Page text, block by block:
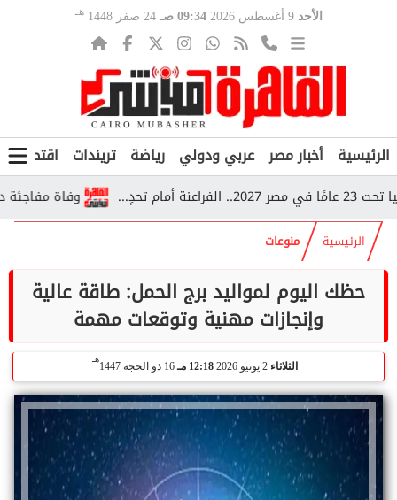
الأحد 9 أغسطس 2026 09:34 صـ 24 صفر 1448 هـ
الرئيسية أخبار مصر عربي ودولي رياضة تريندات اقتصاد
وفاة مفاجئة داخل قطار بأسيوط.. 5 أطفال
الرئيسية منوعات
حظك اليوم لمواليد برج الحمل: طاقة عالية
وإنجازات مهنية وتوقعات مهمة
الثلاثاء 12:18 مـ 16 ذو الحجة 1447
هـ